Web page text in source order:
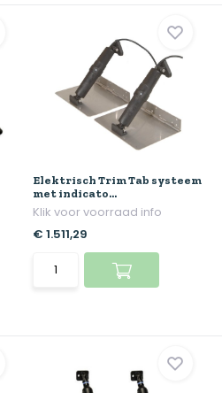
Elektrisch Trim Tab systeem
met indicato...
Klik voor voorraad info
€ 1.511,29